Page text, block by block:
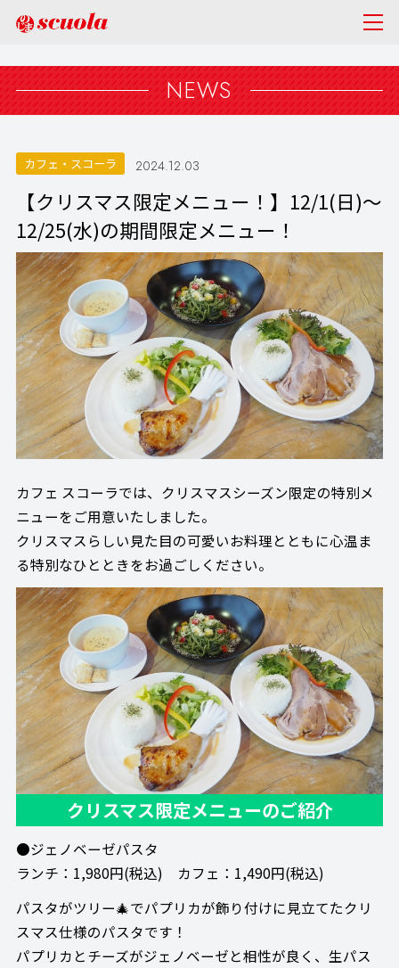
NEWS
カフェ・スコーラ 2024.12.03
【クリスマス限定メニュー！】12/1(日)～
12/25(水)の期間限定メニュー！
カフェ スコーラでは、クリスマスシーズン限定の特別メ
ニューをご用意いたしました。
クリスマスらしい見た目の可愛いお料理とともに心温ま
る特別なひとときをお過ごしください。
クリスマス限定メニューのご紹介
●ジェノベーゼパスタ
ランチ：1,980円(税込) カフェ：1,490円(税込)
パスタがツリー🎄でパプリカが飾り付けに見立てたクリ
スマス仕様のパスタです！
パプリカとチーズがジェノベーゼと相性が良く、生パス